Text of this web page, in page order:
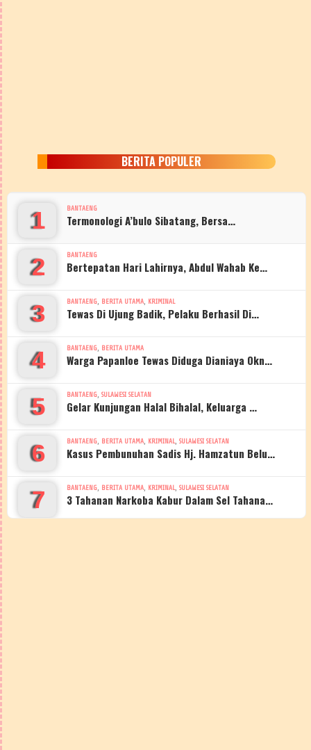
BERITA POPULER
1 BANTAENG
Termonologi A’bulo Sibatang, Bersa…
2 BANTAENG
Bertepatan Hari Lahirnya, Abdul Wahab Ke…
3 BANTAENG, BERITA UTAMA, KRIMINAL
Tewas Di Ujung Badik, Pelaku Berhasil Di…
4 BANTAENG, BERITA UTAMA
Warga Papanloe Tewas Diduga Dianiaya Okn…
5 BANTAENG, SULAWESI SELATAN
Gelar Kunjungan Halal Bihalal, Keluarga …
6 BANTAENG, BERITA UTAMA, KRIMINAL, SULAWESI SELATAN
Kasus Pembunuhan Sadis Hj. Hamzatun Belu…
7 BANTAENG, BERITA UTAMA, KRIMINAL, SULAWESI SELATAN
3 Tahanan Narkoba Kabur Dalam Sel Tahana…